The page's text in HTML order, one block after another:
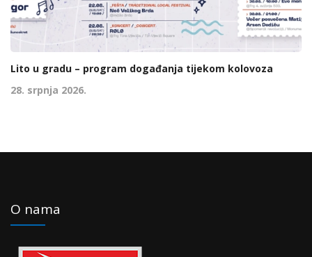
Lito u gradu – program događanja tijekom kolovoza
28. srpnja 2026.
O nama